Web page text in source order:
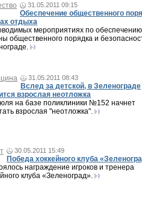
31.05.2011 09:15
Обеспечение общественного
отдыха
мероприятиях по обеспечению
общественного порядка и
31.05.2011 08:43
Вслед за детской, в Зеленограде
взрослая неотложка
на базе поликлиники №152 начнет
взрослая "неотложка".
30.05.2011 15:49
Победа хоккейного клуба
награждение игроков и тренера
клуба «Зеленоград».